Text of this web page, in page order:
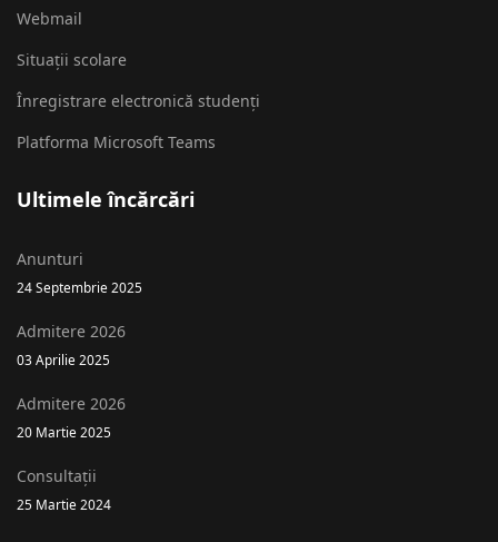
Webmail
Situații scolare
Înregistrare electronică studenți
Platforma Microsoft Teams
Ultimele încărcări
Anunturi
24 Septembrie 2025
Admitere 2026
03 Aprilie 2025
Admitere 2026
20 Martie 2025
Consultații
25 Martie 2024